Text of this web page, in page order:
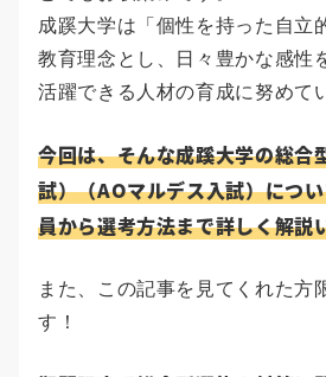
成蹊大学は「個性を持った自立
教育理念とし、日々豊かな感性
活躍できる人材の育成に努めて
今回は、そんな成蹊大学の総合
試）（AOマルデス入試）につ
員から選考方法まで詳しく解説
また、この記事を見てくれた方
す！